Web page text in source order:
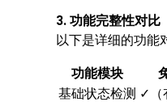
3. 功能完整性对比
以下是详细的功能
功能模块
基础状态检测 ✓（